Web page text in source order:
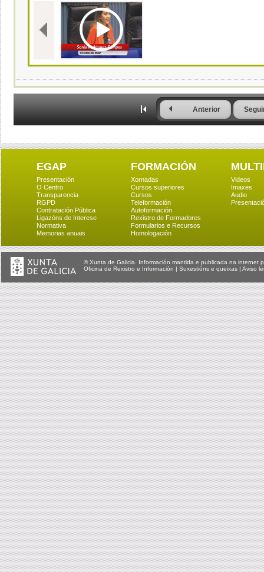
Anterior
EGAP
Presentación
O Centro
Transparencia
RGPD
Contratación Pública
Ligazóns de Interese
Normativa
Memorias anuais
FORMACIÓN
Xornadas
Cursos superiores
Cursos
Teleformación
Autoformación
Rexistro de Formadores
Formularios e Recursos
Homologación
Videos
Imaxes
Audio
© Xunta de Galicia. Información mantida e publicada na internet
Oficina de Rexistro e Información | Suxestións e queixas | Aviso